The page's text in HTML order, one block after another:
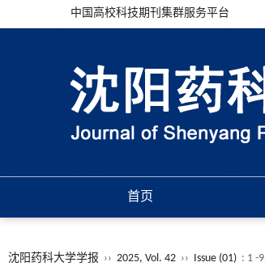
中国高校科技期刊集群服务平台
首页
沈阳药科大学学报 ›› 2025, Vol. 42 ›› Issue (01) : 1 -